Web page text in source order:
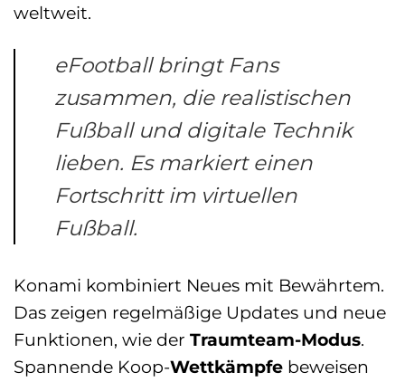
weltweit.
eFootball bringt Fans
zusammen, die realistischen
Fußball und digitale Technik
lieben. Es markiert einen
Fortschritt im virtuellen
Fußball.
Konami kombiniert Neues mit Bewährtem.
Das zeigen regelmäßige Updates und neue
Funktionen, wie der Traumteam-Modus.
Spannende Koop-Wettkämpfe beweisen